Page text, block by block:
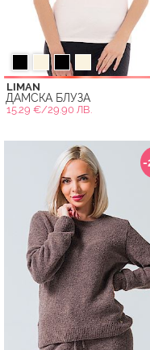
LIMAN
ДАМСКА БЛУЗА
15.29 €/29.90 ЛВ.
-